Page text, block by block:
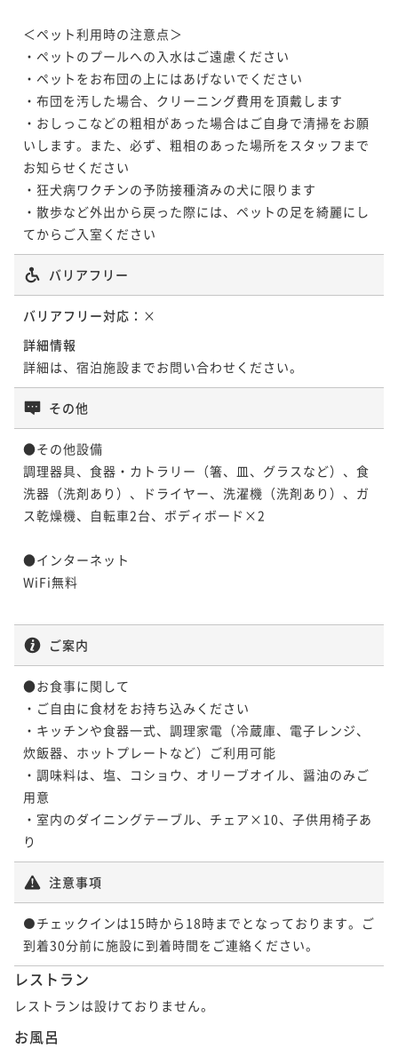
＜ペット利用時の注意点＞
・ペットのプールへの入水はご遠慮ください
・ペットをお布団の上にはあげないでください
・布団を汚した場合、クリーニング費用を頂戴します
・おしっこなどの粗相があった場合はご自身で清掃をお願
いします。また、必ず、粗相のあった場所をスタッフまで
お知らせください
・狂犬病ワクチンの予防接種済みの犬に限ります
・散歩など外出から戻った際には、ペットの足を綺麗にし
てからご入室ください
バリアフリー
バリアフリー対応： ×
詳細情報
詳細は、宿泊施設までお問い合わせください。
その他
●その他設備
調理器具、食器・カトラリー（箸、皿、グラスなど）、食
洗器（洗剤あり）、ドライヤー、洗濯機（洗剤あり）、ガ
ス乾燥機、自転車2台、ボディボード×2
●インターネット
WiFi無料
ご案内
●お食事に関して
・ご自由に食材をお持ち込みください
・キッチンや食器一式、調理家電（冷蔵庫、電子レンジ、
炊飯器、ホットプレートなど）ご利用可能
・調味料は、塩、コショウ、オリーブオイル、醤油のみご
用意
・室内のダイニングテーブル、チェア×10、子供用椅子あ
り
注意事項
⚫️チェックインは15時から18時までとなっております。ご
到着30分前に施設に到着時間をご連絡ください。
レストラン
レストランは設けておりません。
お風呂